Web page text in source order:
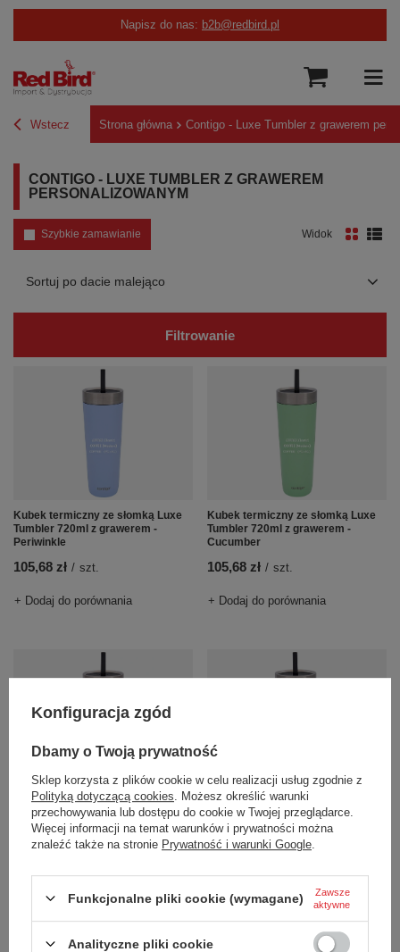
Napisz do nas: b2b@redbird.pl
Wstecz Strona główna Contigo - Luxe Tumbler z grawerem
CONTIGO - LUXE TUMBLER Z GRAWEREM
PERSONALIZOWANYM
Szybkie zamawianie
Zmień sortowanie
Sortuj po dacie malejąco
Widok
Filtrowanie
Kubek termiczny ze słomką Luxe
Tumbler 720ml z grawerem -
Periwinkle
105,68 zł / szt.
+ Dodaj do porównania
Kubek termiczny ze słomką Luxe
Tumbler 720ml z grawerem -
Cucumber
105,68 zł / szt.
+ Dodaj do porównania
Kubek termiczny ze słomką Luxe
Tumbler 720ml z grawerem - Coral
105,68 zł szt.
Kubek termiczny ze słomką Luxe
Tumbler 720ml z grawerem - Brown
Sugar
105,68 zł / szt.
Konfiguracja zgód
Dbamy o Twoją prywatność
Sklep korzysta z plików cookie w celu realizacji usług zgodnie z
Polityką dotyczącą cookies . Możesz określić warunki
przechowywania lub dostępu do cookie w Twojej przeglądarce.
Więcej informacji na temat warunków i prywatności można
znaleźć także na stronie Prywatność i warunki Google
Funkcjonalne pliki cookie (wymagane)
Zawsze
aktywne
Analityczne pliki cookie